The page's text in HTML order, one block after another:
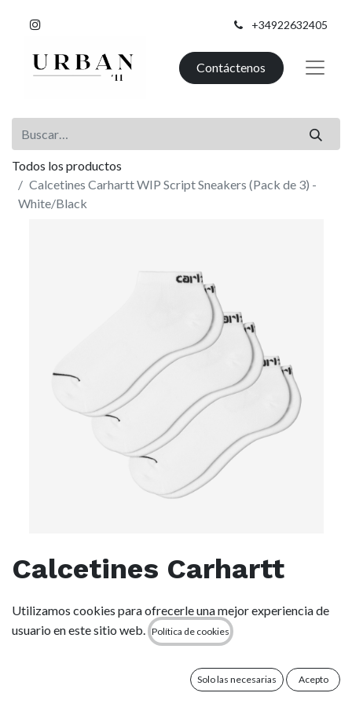
+34922632405
Contáctenos
Todos los productos
Calcetines Carhartt WIP Script Sneakers (Pack de 3) -
White/Black
Calcetines Carhartt
WIP Script Sneakers
(Pack de 3) -
Utilizamos cookies para ofrecerle una mejor experiencia de
usuario en este sitio web.
Política de cookies
Solo las necesarias Acepto